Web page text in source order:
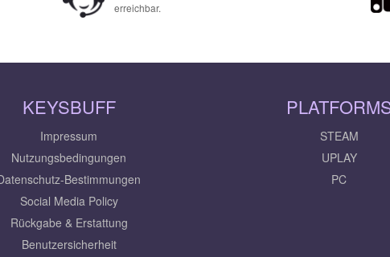
erreichbar.
KEYSBUFF
Impressum
Nutzungsbedingungen
Bestimmungen
Social Media Policy
Rückgabe & Erstattung
Benutzersicherheit
STEAM
UPLAY
PC